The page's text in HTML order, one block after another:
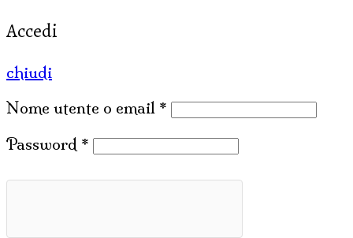
Accedi
chiudi
Nome utente o email *
Password *